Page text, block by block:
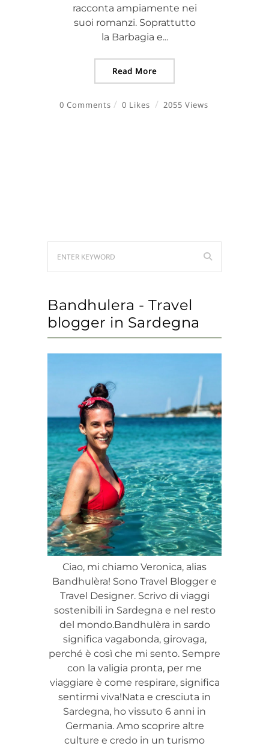
racconta ampiamente nei
suoi romanzi. Soprattutto
la Barbagia e...
Read More
0 Comments 0 Likes 2055 Views
Bandhulera - Travel
blogger in Sardegna
Ciao, mi chiamo Veronica, alias
Bandhulèra! Sono Travel Blogger e
Travel Designer. Scrivo di viaggi
sostenibili in Sardegna e nel resto
del mondo.Bandhulèra in sardo
significa vagabonda, girovaga,
perché è così che mi sento. Sempre
con la valigia pronta, per me
viaggiare è come respirare, significa
sentirmi viva!Nata e cresciuta in
Sardegna, ho vissuto 6 anni in
Germania. Amo scoprire altre
culture e credo in un turismo